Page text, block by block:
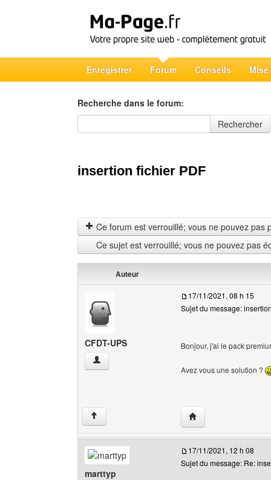
Enregistrer Forum Conseils Mise
Recherche dans le forum:
Recherche dans le forum
Rechercher
insertion fichier PDF
Ce forum est verrouillé; vous ne pouvez pas
Ce sujet est verrouillé; vous ne pouvez pas
Auteur
CFDT-UPS
CFDT-UPS Voir le profil de l'utilisateur
17/11/2021, 08 h 15
Sujet du message:
Bonjour, j'ai le pack
Avez vous une solution ?
↑ Visiter le site web de
marttyp
17/11/2021, 12 h 08
Sujet du message: Re: